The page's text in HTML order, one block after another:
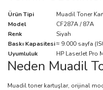
Ürün Tipi
Muadil Toner
Model
CF287A / 87A
Renk
Siyah
Baskı Kapasitesi≈ 9.000 sayfa
Uyumluluk
HP LaserJet Pro
Neden Muadil
Muadil toner kartuşlar, orijinal